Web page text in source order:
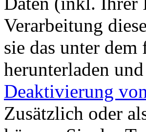
Verarbeitung
sie das unter
herunterladen
Deaktivierung
Zusätzlich oder